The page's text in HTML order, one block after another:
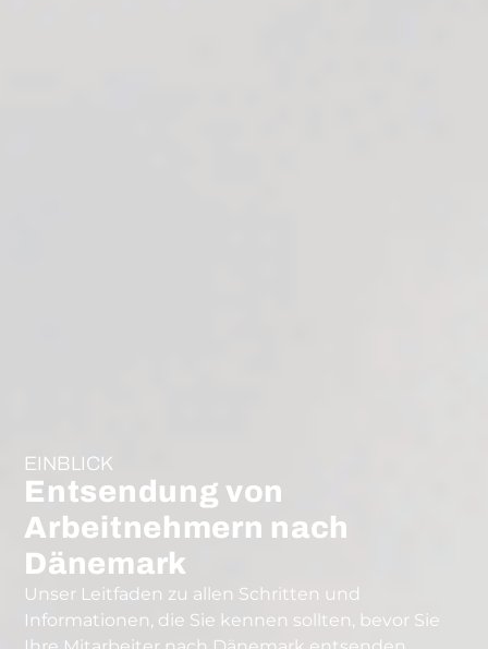
EINBLICK
Entsendung von
Arbeitnehmern nach
Dänemark
Unser Leitfaden zu allen Schritten und
Informationen, die Sie kennen sollten, bevor Sie